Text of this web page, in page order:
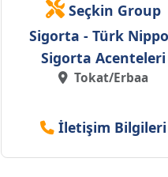
Seçkin Group
Sigorta - Türk
Sigorta Acenteleri
Tokat/Erbaa
İletişim Bilgileri